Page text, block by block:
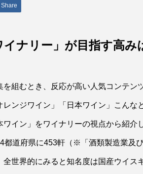
Share
イナリー」が目指す高み
を組むとき、反応が高い人気コンテン
レンジワイン」「日本ワイン」こんな
ワイン」をワイナリーの視点から紹介
都道府県に453軒（※「酒類製造業及
全世界的にみると知名度は国産ウイ